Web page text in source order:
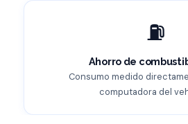
⛽
Ahorro de
Consumo medido
computadora del